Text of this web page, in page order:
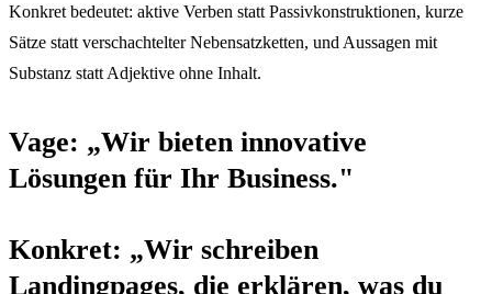
Konkret bedeutet: aktive Verben statt Passivkonstruktionen, kurze
Sätze statt verschachtelter Nebensatzketten, und Aussagen mit
Substanz statt Adjektive ohne Inhalt.
Vage: „Wir bieten innovative
Lösungen für Ihr Business."
Konkret: „Wir schreiben
Landingpages, die erklären, was du